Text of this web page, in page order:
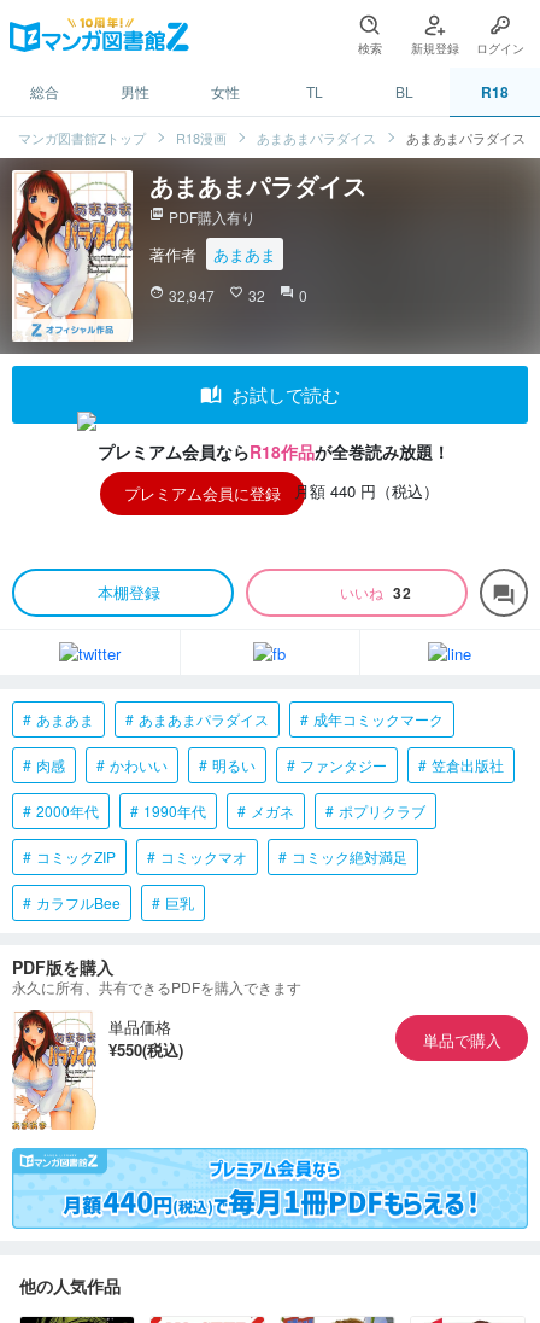
検索 新規登録 ログイン
総合 男性 女性 TL BL R18
マンガ図書館Zトップ R18漫画 あまあまパラダイス あまあまパラダイス
あまあまパラダイス
picture_as_pdf PDF購入有り
著作者 あまあま
face 32,947 favorite_border 32 question_answer 0
auto_stories お試しで読む
プレミアム会員ならR18作品が全巻読み放題！
プレミアム会員に登録 月額 440 円（税込）
本棚登録 いいね 32 forum
あまあま あまあまパラダイス 成年コミックマーク
肉感 かわいい 明るい ファンタジー 笠倉出版社
2000年代 1990年代 メガネ ポプリクラブ
コミックZIP コミックマオ コミック絶対満足
カラフルBee 巨乳
PDF版を購入
永久に所有、共有できるPDFを購入できます
単品価格
¥550(税込)
単品で購入
他の人気作品